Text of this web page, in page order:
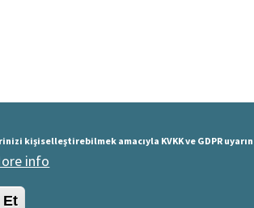
kişiselleştirebilmek amacıyla KVKK ve GDPR
info
Et